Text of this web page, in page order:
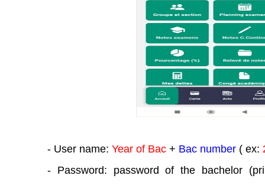
- User name: Year of Bac + Bac number ( ex:
- Password: password of the bachelor